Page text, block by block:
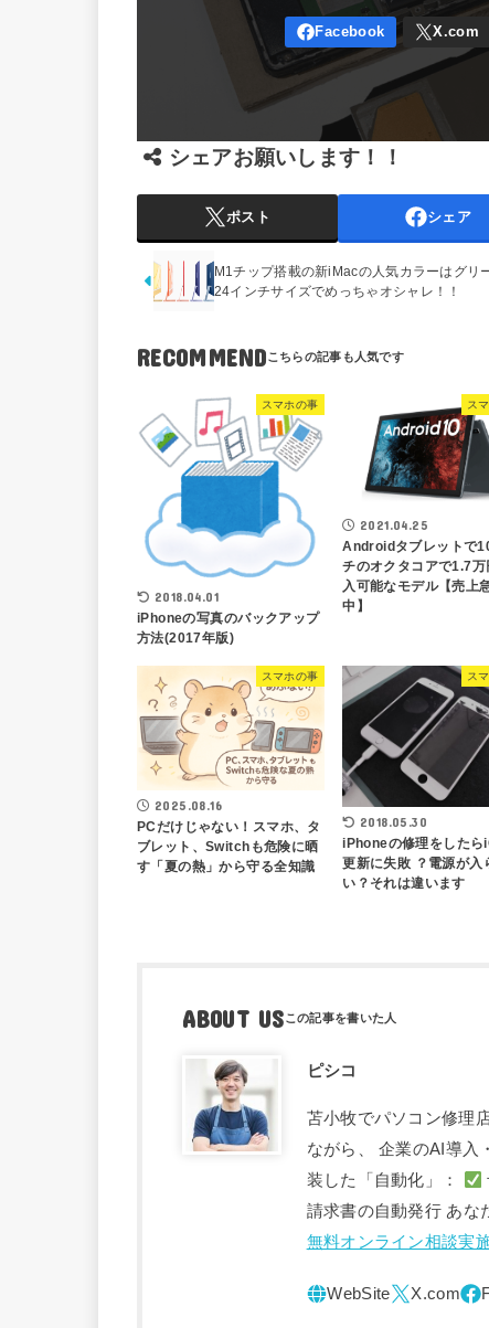
シェアお願いします！！
ポスト シェア
M1チップ搭載の新iMacの人気カラーはグリ
24インチサイズでめっちゃオシャレ！！
RECOMMEND
スマホの事
2018.04.01
iPhoneの写真のバックアップ
方法(2017年版)
ス
2021.04.25
Androidタブレットで
チのオクタコアで1.7万
入可能なモデル【売上
中】
スマホの事
2025.08.16
PCだけじゃない！スマホ、タ
ブレット、Switchも危険に晒
す「夏の熱」から守る全知識
ス
2018.05.30
iPhoneの修理をしたら
更新に失敗 ？電源が入
い？それは違います
ABOUT US
ピシコ
苫小牧でパソコン修理
ながら、 企業のAI導入
装した「自動化」：
請求書の自動発行 あな
無料オンライン相談実